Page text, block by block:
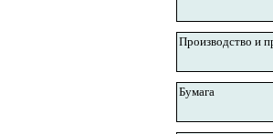
Производство и
Бумага